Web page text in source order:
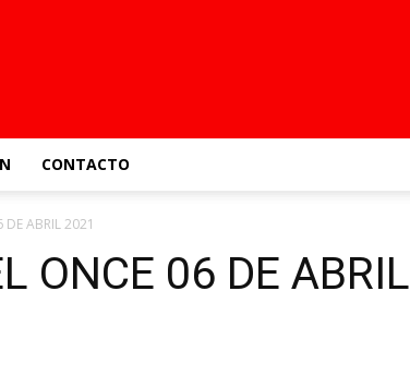
CONTACTO
ABRIL 2021
ONCE 06 DE ABRIL